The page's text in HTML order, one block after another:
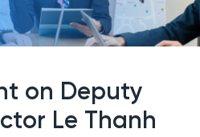
on Deputy
Le Thanh